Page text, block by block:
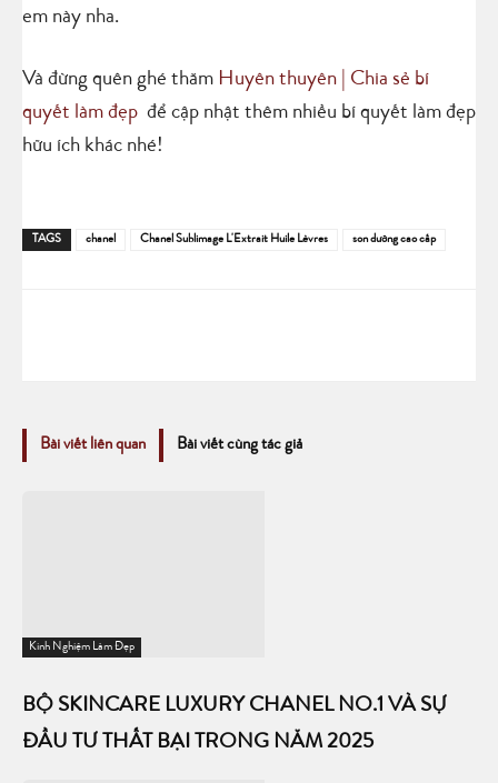
em này nha.
Và đừng quên ghé thăm Huyên thuyên | Chia sẻ bí
quyết làm đẹp để cập nhật thêm nhiều bí quyết làm đẹp
hữu ích khác nhé!
TAGS chanel Chanel Sublimage L'Extrait Huile Lèvres son dưỡng cao cấp
Bài viết liên quan Bài viết cùng tác giả
Kinh Nghiệm Làm Đẹp
BỘ SKINCARE LUXURY CHANEL NO.1 VÀ SỰ
ĐẦU TƯ THẤT BẠI TRONG NĂM 2025